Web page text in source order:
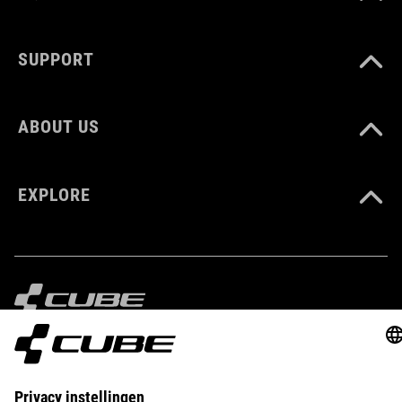
SUPPORT
ABOUT US
EXPLORE
IMPRINT PRIVACY EU DATA ACT